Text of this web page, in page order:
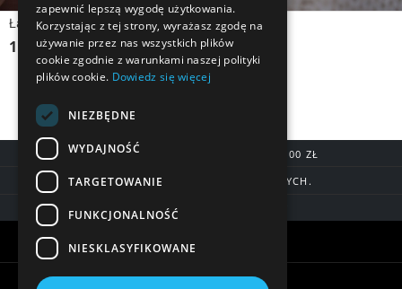
Łańcuszek srebrny BLASZKA Z PŁATKAMI ŚNIEGU II
119,90 zł
DARMOWA DOSTAWA OD 200,00 ZŁ
DOSTAWA DO 7 DNI ROBOCZYCH.
BLIK, SZYBKIE PRZELEWY
Warunki zakupów
zapewnić lepszą wygodę użytkowania.
Korzystając z tej strony, wyrażasz zgodę na
używanie przez nas wszystkich plików
cookie zgodnie z warunkami naszej polityki
plików cookie. Dowiedz się więcej
NIEZBĘDNE
WYDAJNOŚĆ
TARGETOWANIE
FUNKCJONALNOŚĆ
NIESKLASYFIKOWANE